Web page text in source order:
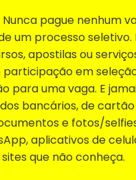
Nunca pague nenhum
um processo seletivo.
apostilas ou
em
para uma vaga. E
bancários, de
e fotos/
aplicativos de
que não conheça.